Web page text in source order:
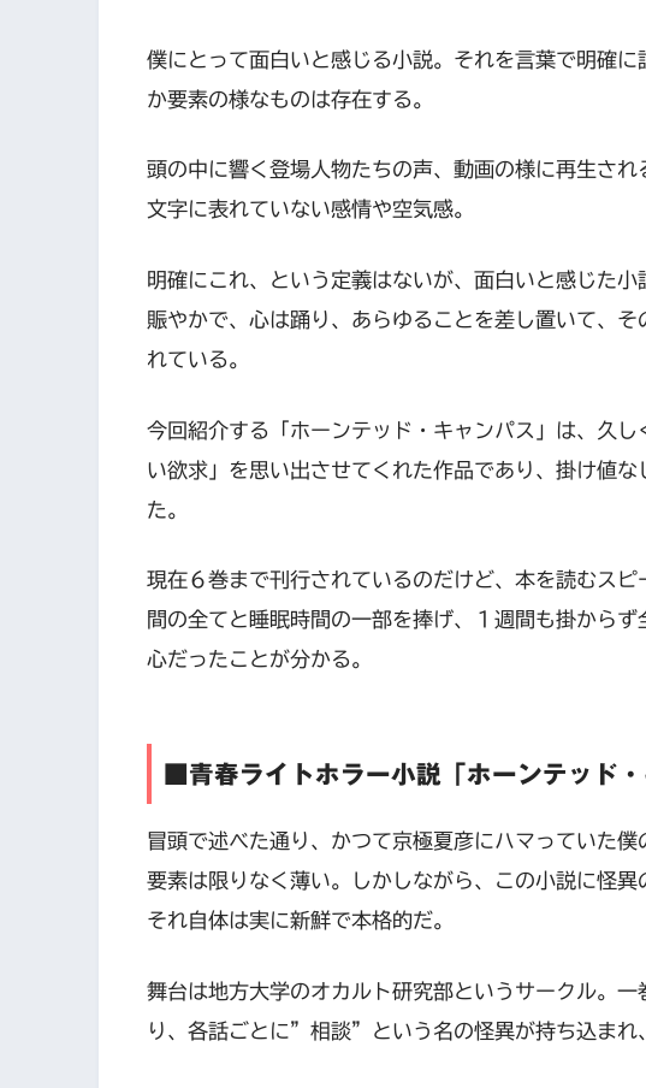
僕にとって面白いと感じる小説。それを言葉で明確
か要素の様なものは存在する。
頭の中に響く登場人物たちの声、動画の様に再生さ
文字に表れていない感情や空気感。
明確にこれ、という定義はないが、面白いと感じた
賑やかで、心は踊り、あらゆることを差し置いて、
れている。
今回紹介する「ホーンテッド・キャンパス」は、久
い欲求」を思い出させてくれた作品であり、掛け値
た。
現在６巻まで刊行されているのだけど、本を読むス
間の全てと睡眠時間の一部を捧げ、１週間も掛から
心だったことが分かる。
■青春ライトホラー小説「ホーンテッド・
冒頭で述べた通り、かつて京極夏彦にハマっていた
要素は限りなく薄い。しかしながら、この小説に怪
それ自体は実に新鮮で本格的だ。
舞台は地方大学のオカルト研究部というサークル。
り、各話ごとに”相談”という名の怪異が持ち込まれ